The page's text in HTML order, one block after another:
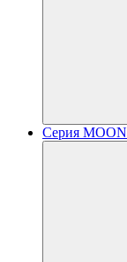
Серия